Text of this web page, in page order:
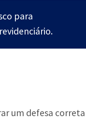
para
um defesa